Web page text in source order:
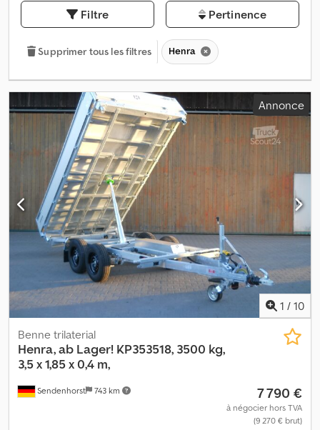
Filtre Pertinence
Supprimer tous les filtres Henra
Annonce
1 / 10
Sendenhorst 743 km
Benne trilaterial
Henra, ab Lager! KP353518, 3500 kg,
3,5 x 1,85 x 0,4 m,
7 790 €
à négocier hors TVA
(9 270 € brut)